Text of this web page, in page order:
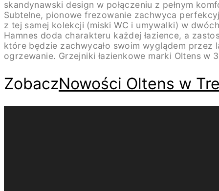
skandynawski design w połączeniu z pełnym
Subtelne, pionowe frezowanie zachwyca
z tej samej kolekcji (miski WC i umywalki) w
Hamnes doda charakteru każdej łazience, a
które będzie zachwycało swoim wyglądem przez
ogrzewanie. Grzejniki łazienkowe marki Oltens w
ZobaczNowości Oltens w